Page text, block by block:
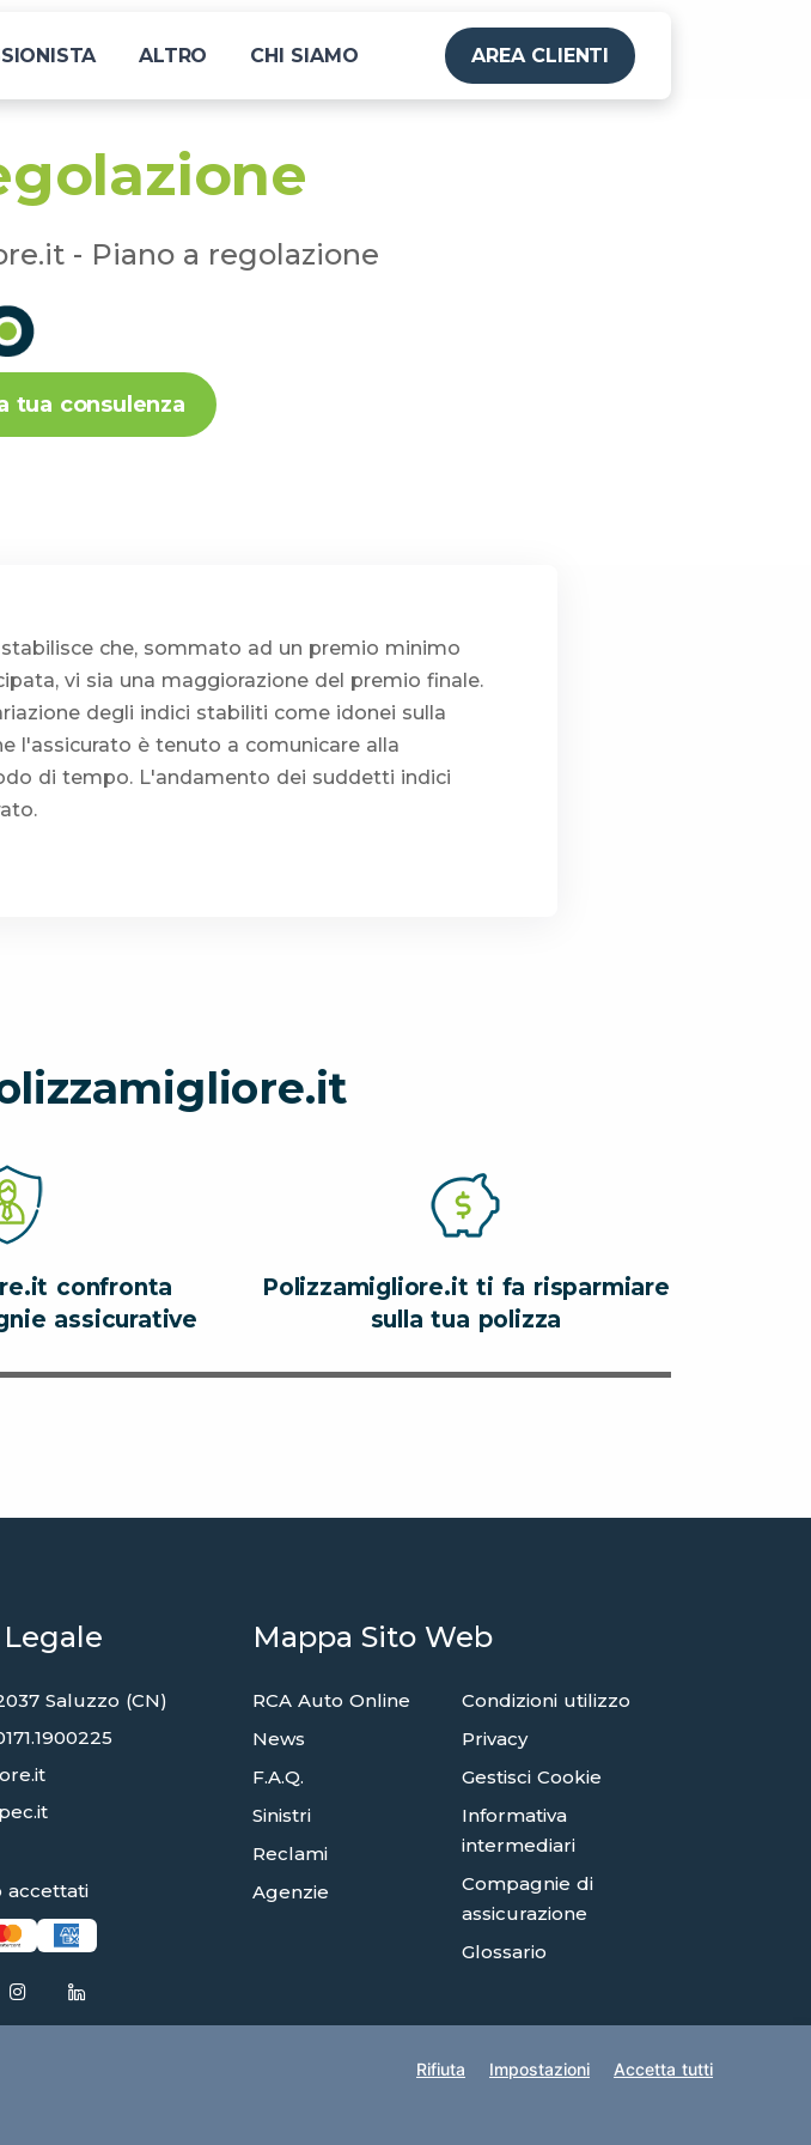
ALTRO CHI SIAMO AREA CLIENTI
- Piano a regolazione
tua consulenza
che, sommato ad un premio minimo
vi sia una maggiorazione del premio finale.
degli indici stabiliti come idonei sulla
l'assicurato è tenuto a comunicare alla
di tempo. L'andamento dei suddetti indici
confronta
assicurative
Polizzamigliore.it ti fa risparmiare
sulla tua polizza
Saluzzo (CN)
accettati
Mappa Sito Web
RCA Auto Online
News
F.A.Q.
Sinistri
Reclami
Agenzie
Condizioni utilizzo
Privacy
Gestisci Cookie
Informativa
intermediari
Compagnie di
assicurazione
Glossario
Rifiuta Impostazioni Accetta tutti